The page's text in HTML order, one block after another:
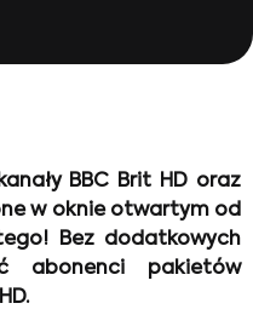
BBC Brit HD oraz
w oknie otwartym od
Bez dodatkowych
abonenci pakietów